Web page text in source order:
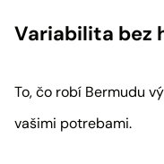
Variabilita bez
To, čo robí Bermudu
vašimi potrebami.